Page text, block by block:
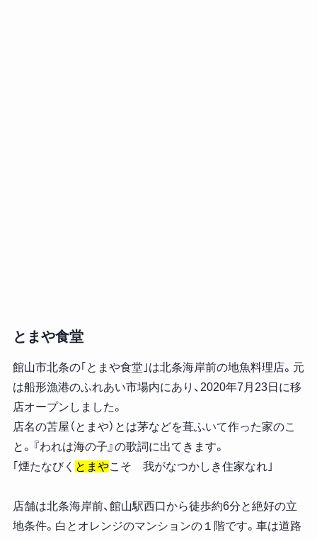
とまや食堂
館山市北条の｢とまや食堂｣は北条海岸前の地魚料理店。元
は船形漁港のふれあい市場内にあり、2020年7月23日に移
店オープンしました。
店名の苫屋（とまや）とは茅などを葺ふいて作った家のこ
と。『われは海の子』の歌詞に出てきます。
｢煙たなびく とまやこそ 我がなつかしき住家なれ｣
店舗は北条海岸前、館山駅西口から徒歩約6分と絶好の立
地条件。白とオレンジのマンションの１階です。車は道路